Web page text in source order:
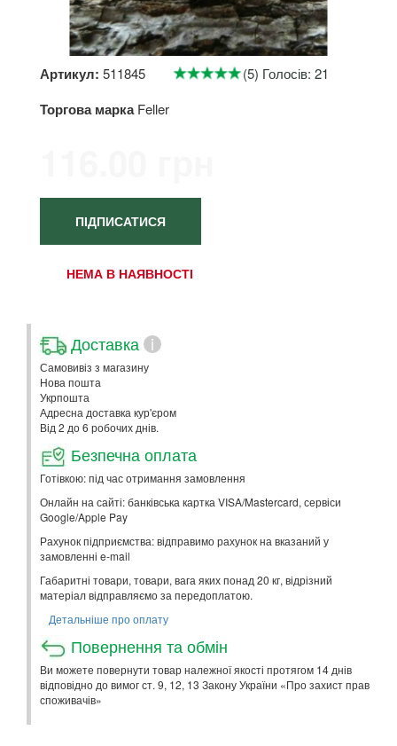
Артикул: 511845 (5) Голосів: 21
Торгова марка Feller
ПІДПИСАТИСЯ
НЕМА В НАЯВНОСТІ
Доставка i
Самовивіз з магазину
Нова пошта
Укрпошта
Адресна доставка кур'єром
Від 2 до 6 робочих днів.
Безпечна оплата
Готівкою: під час отримання замовлення
Онлайн на сайті: банківська картка VISA/Mastercard, сервіси
Google/Apple Pay
Рахунок підприємства: відправимо рахунок на вказаний у
замовленні e-mail
Габаритні товари, товари, вага яких понад 20 кг, відрізний
матеріал відправляємо за передоплатою.
Детальніше про оплату
Повернення та обмін
Ви можете повернути товар належної якості протягом 14 днів
відповідно до вимог ст. 9, 12, 13 Закону України «Про захист прав
споживачів»